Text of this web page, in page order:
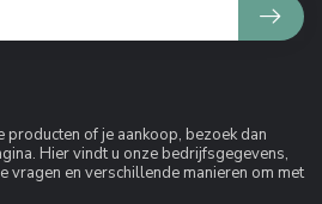
of je aankoop, bezoek dan
Hier vindt u onze bedrijfsgegevens,
en verschillende manieren om met